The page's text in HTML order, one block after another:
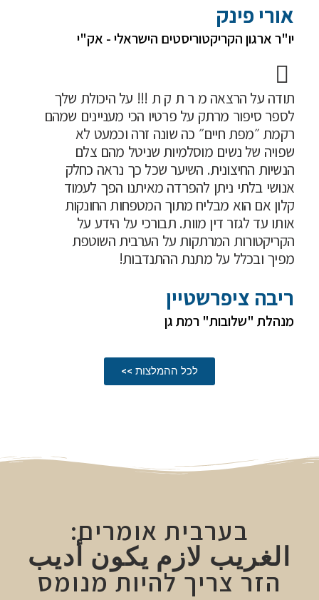
אורי פינק
יו"ר ארגון הקריקטוריסטים הישראלי - אק"י
תודה על הרצאה מ ר ת ק ת !!! על היכולת שלך
לספר סיפור מרתק על פרטיו הכי מעניינים שמהם
רקמת ״מפת חיים״ כה שונה זרה וכמעט לא
שפויה של נשים מוסלמיות שניטל מהם צלם
הנשיות החיצונית. השיער שכל כך נראה כחלק
אנושי בלתי ניתן להפרדה מאיתנו הפך לעמוד
קלון אם הוא מבליח מתוך המטפחות החונקות
אותו עד לגזר דין מוות. תבורכי על הידע על
הקריקטורות המרתקות על הערבית השוטפת
מפיך ובכלל על מתנת ההתנדבות!
ריבה ציפרשטיין
מנהלת "שלובות" רמת גן
לכל ההמלצות >>
בערבית אומרים:
الغريب لازم يكون أديب
הזר צריך להיות מנומס